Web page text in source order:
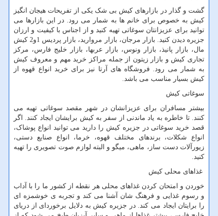
گشت و گذار در بازارهای کیش بی شک یکی از تفریحات هیجان انگیز
کیش به خصوص برای خانم ها به شمار می رود. در این بازارها می
توانید برای عزیزانتان سوغاتی تهیه کنید و از اجناس با کیفیت و ارزان
جزیره دیدن کنید. بازار مرجان، بازار مروارید، بازار پردیس 1و2 کیش
مال، بازار پانیذ، بازار ونوس، بازار عربها، بازار خلیج فارس، مرکز
تجاری کیش و بازار زیتون از جمله مراکز خرید مهم و معروف کیش
به شمار می رود. فروشگاه های آرتا نیز برای خرید انواع قهوه از
کیش بسیار مناسب می باشد.
سوغاتی کیش
بیشتر مسافران برای عزیزانشان در شهر مقصد سوغاتی تهیه می
کنند. تا خاطره به یاد ماندنی از سفر به کیش برایشان ایجاد کنند. اگر
قصد خرید سوغاتی در جزیره کیش را دارید می توانید انواع پوشاک،
انواع شکلات، برندهای مختلف قهوه، خرما، انواع صنایع دستی،
زیورآلات دست ساز، ماهی، میگو و البته لوازم صوت تصویری را تهیه
کنید.
غذاهای محلی کیش
خوردن و امتحان کردن غذاهای محلی هر نقطه از کشور ما را با آداب
و رسوم غذایی و فرهنگ شان آشنا می کند و تجربه ی خوشمزه ای
را برایتان ایجاد می کند. در جزیره کیش به دلایل برخوردای از دریای